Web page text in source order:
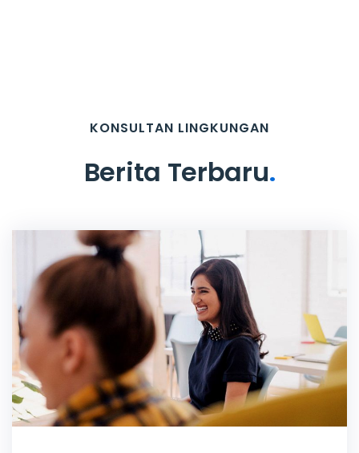
KONSULTAN LINGKUNGAN
Berita Terbaru.